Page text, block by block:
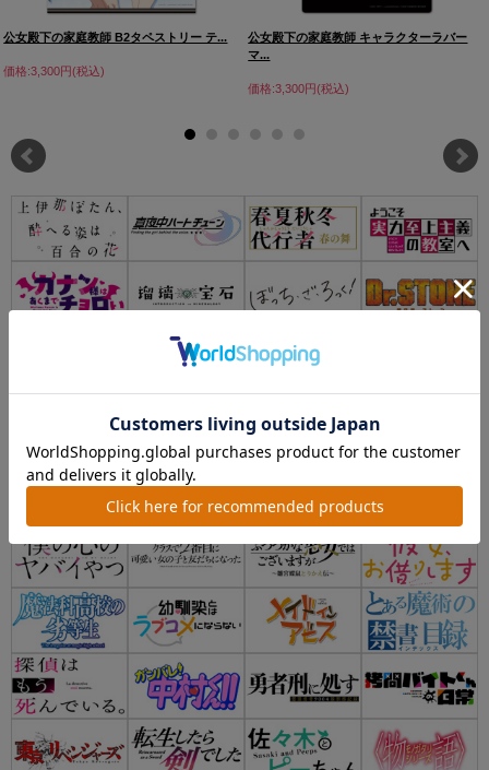
公女殿下の家庭教師 B2タペストリー テ...
価格:3,300円(税込)
公女殿下の家庭教師 キャラクターラバー
マ...
価格:3,300円(税込)